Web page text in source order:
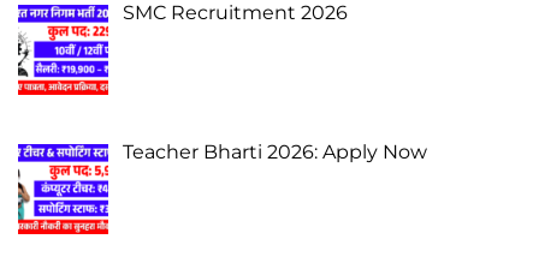
SMC Recruitment 2026
Teacher Bharti 2026: Apply Now